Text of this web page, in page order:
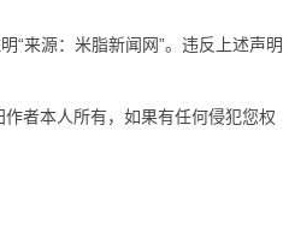
“来源：米脂新闻网”。违反上述声明
者本人所有，如果有任何侵犯您权